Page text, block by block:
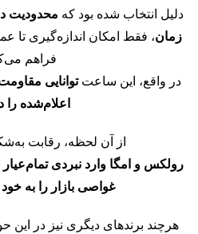
دلیل انتخاب شده بود که محدودیت
زمان
فراهم
در واقع، این ساعتتوانایی
اعلام‌شده
از آن لحظه، رقابت
رولکس و امگا وارد نبردی
غواصی بازار را به
هرچند برندهای دیگری نیز در این